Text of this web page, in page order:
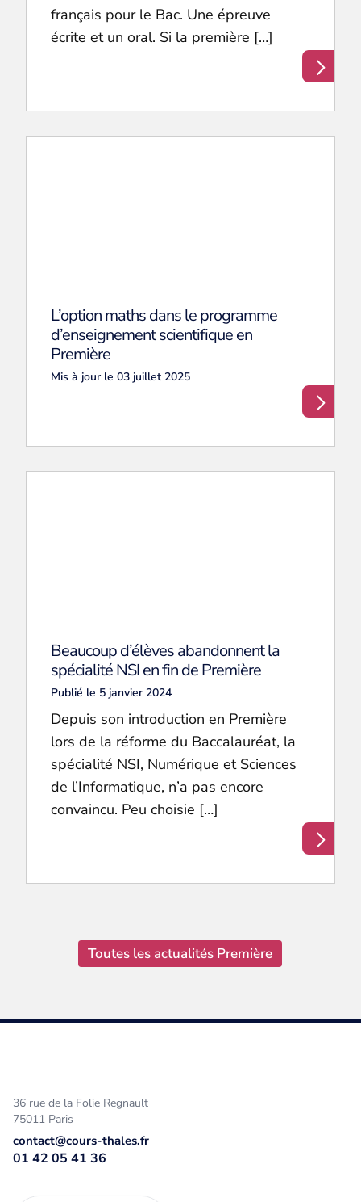
français pour le Bac. Une épreuve
écrite et un oral. Si la première […]
L’option maths dans le programme
d’enseignement scientifique en
Première
Mis à jour le 03 juillet 2025
Beaucoup d’élèves abandonnent la
spécialité NSI en fin de Première
Publié le 5 janvier 2024
Depuis son introduction en Première
lors de la réforme du Baccalauréat, la
spécialité NSI, Numérique et Sciences
de l’Informatique, n’a pas encore
convaincu. Peu choisie […]
Toutes les actualités Première
36 rue de la Folie Regnault
75011 Paris
contact@cours-thales.fr
01 42 05 41 36